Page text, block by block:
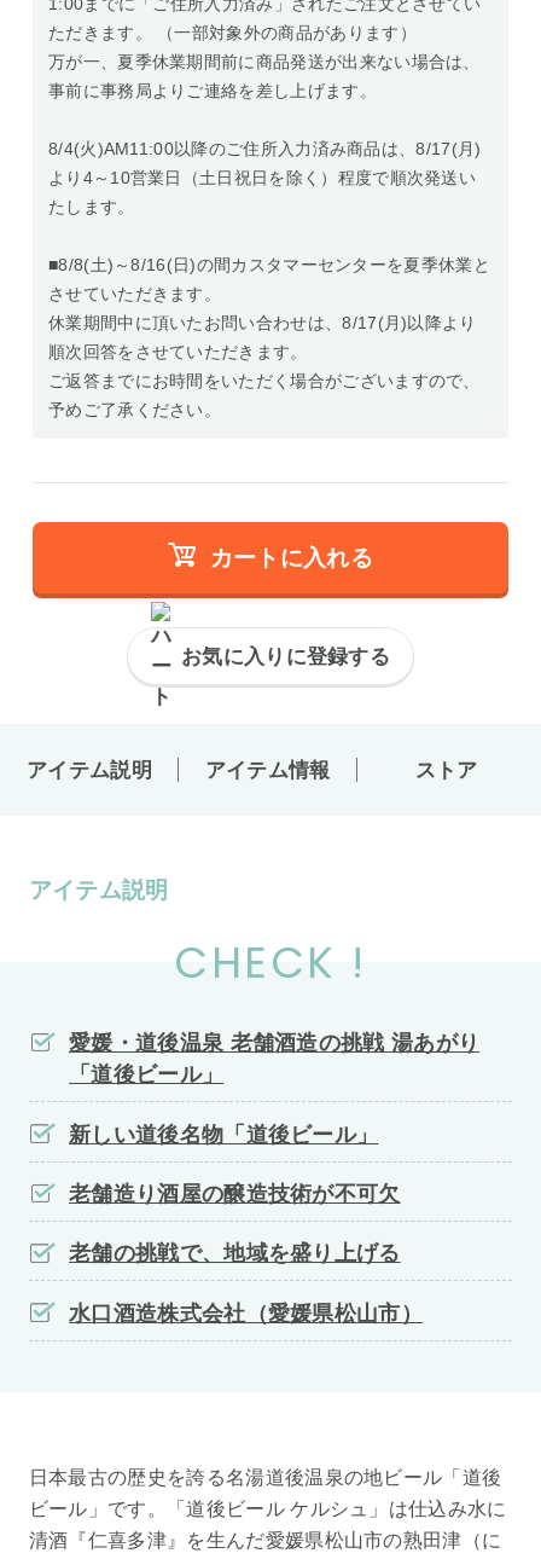
ただきます。 （一部対象外の商品があります）
万が一、夏季休業期間前に商品発送が出来ない場合は、
事前に事務局よりご連絡を差し上げます。
8/4(火)AM11:00以降のご住所入力済み商品は、8/17(月)
より4～10営業日（土日祝日を除く）程度で順次発送い
たします。
■8/8(土)～8/16(日)の間カスタマーセンターを夏季休業と
させていただきます。
休業期間中に頂いたお問い合わせは、8/17(月)以降より
順次回答をさせていただきます。
ご返答までにお時間をいただく場合がございますので、
予めご了承ください。
カートに入れる
お気に入りに登録する
アイテム説明 アイテム情報 ストア
アイテム説明
CHECK !
愛媛・道後温泉 老舗酒造の挑戦 湯あがり
「道後ビール」
新しい道後名物「道後ビール」
老舗造り酒屋の醸造技術が不可欠
老舗の挑戦で、地域を盛り上げる
水口酒造株式会社（愛媛県松山市）
日本最古の歴史を誇る名湯道後温泉の地ビール「道後
ビール」です。「道後ビール ケルシュ」は仕込み水に
清酒『仁喜多津』を生んだ愛媛県松山市の熟田津（に